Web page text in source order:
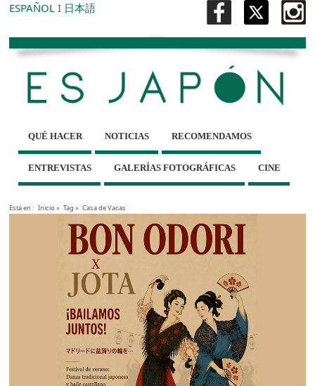
ESPAÑOL I 日本語
QUÉ HACER NOTICIAS RECOMENDAMOS
ENTREVISTAS GALERÍAS FOTOGRÁFICAS CINE
Está en : Inicio» Tag » Casa de Vacas